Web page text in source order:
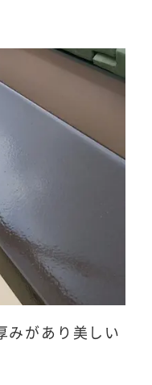
みがあり美しい